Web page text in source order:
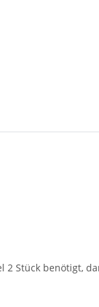
Stück benötigt,